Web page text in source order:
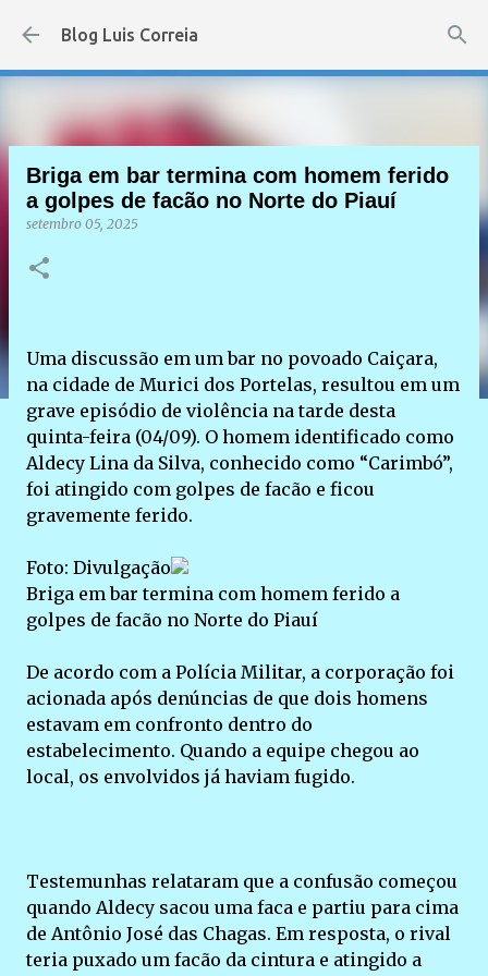
Pular para o conteúdo principal
Blog Luis Correia
Briga em bar termina com homem ferido
a golpes de facão no Norte do Piauí
setembro 05, 2025
Uma discussão em um bar no povoado Caiçara,
na cidade de Murici dos Portelas, resultou em um
grave episódio de violência na tarde desta
quinta-feira (04/09). O homem identificado como
Aldecy Lina da Silva, conhecido como “Carimbó”,
foi atingido com golpes de facão e ficou
gravemente ferido.
Foto: Divulgação
Briga em bar termina com homem ferido a
golpes de facão no Norte do Piauí
De acordo com a Polícia Militar, a corporação foi
acionada após denúncias de que dois homens
estavam em confronto dentro do
estabelecimento. Quando a equipe chegou ao
local, os envolvidos já haviam fugido.
Testemunhas relataram que a confusão começou
quando Aldecy sacou uma faca e partiu para cima
de Antônio José das Chagas. Em resposta, o rival
teria puxado um facão da cintura e atingido a